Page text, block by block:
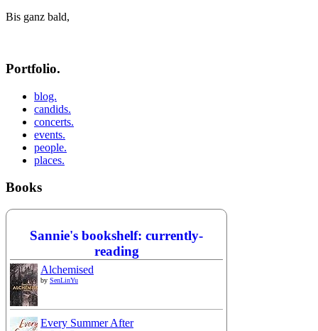
Bis ganz bald,
Portfolio.
blog.
candids.
concerts.
events.
people.
places.
Books
Sannie's bookshelf: currently-
reading
Alchemised
by SenLinYu
Every Summer After